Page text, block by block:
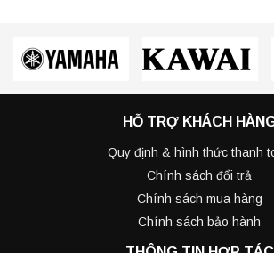
HỖ TRỢ KHÁCH
Quy định & hình thức thanh
Chính sách đổi trả
Chính sách mua hàng
Chính sách bảo hành